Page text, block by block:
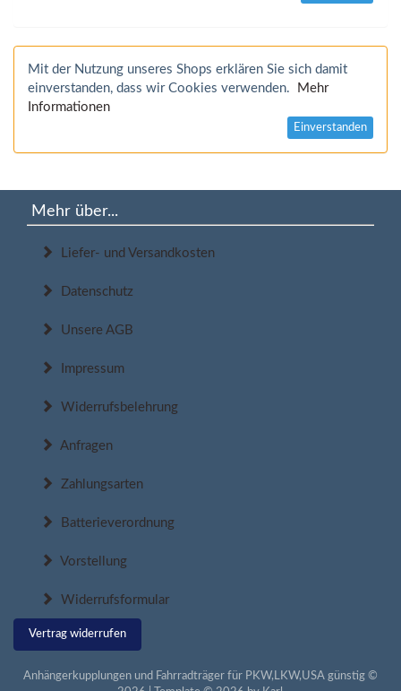
Mit der Nutzung unseres Shops erklären Sie sich damit
einverstanden, dass wir Cookies verwenden.
Mehr
Informationen
Einverstanden
Mehr über...
Liefer- und Versandkosten
Datenschutz
Unsere AGB
Impressum
Widerrufsbelehrung
Anfragen
Zahlungsarten
Batterieverordnung
Vorstellung
Widerrufsformular
Vertrag widerrufen
Anhängerkupplungen und Fahrradträger für PKW,LKW,USA günstig ©